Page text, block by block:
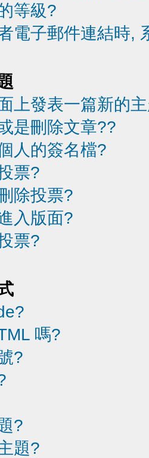
等級?
電子郵件連結時,
上發表一篇新的
是刪除文章??
人的簽名檔?
票?
除投票?
入版面?
票?
嗎?
?
?
題?